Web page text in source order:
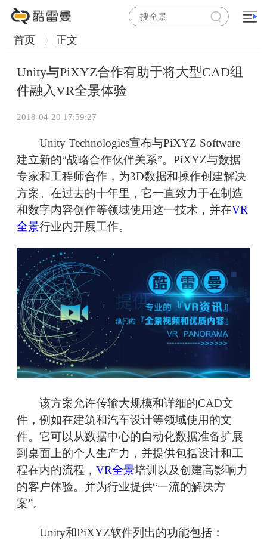
首页 正文
Unity与PiXYZ合作有助于将大型CAD组
件融入VR全景体验
2018-04-20 17:59:27
Unity Technologies宣布与PiXYZ Software
建立新的“战略合作伙伴关系”。PiXYZ与数据
专家和工程师合作，为3D数据和操作创建解决
方案。在过去的十年里，它一直致力于在制造
和数字内容创作等领域使用这一技术，并在VR
全景行业内开展工作。
该方案允许传输大规模和详细的CAD文
件，例如在建筑和汽车设计等领域使用的文
件。它可以从数据中心的自动化数据准备扩展
到桌面上的个人生产力，并提供包括设计和工
程在内的流程， VR全景培训以及创建高影响力
的客户体验。并为行业提供“一流的解决方
案”。
Unity和PiXYZ软件列出的功能包括：